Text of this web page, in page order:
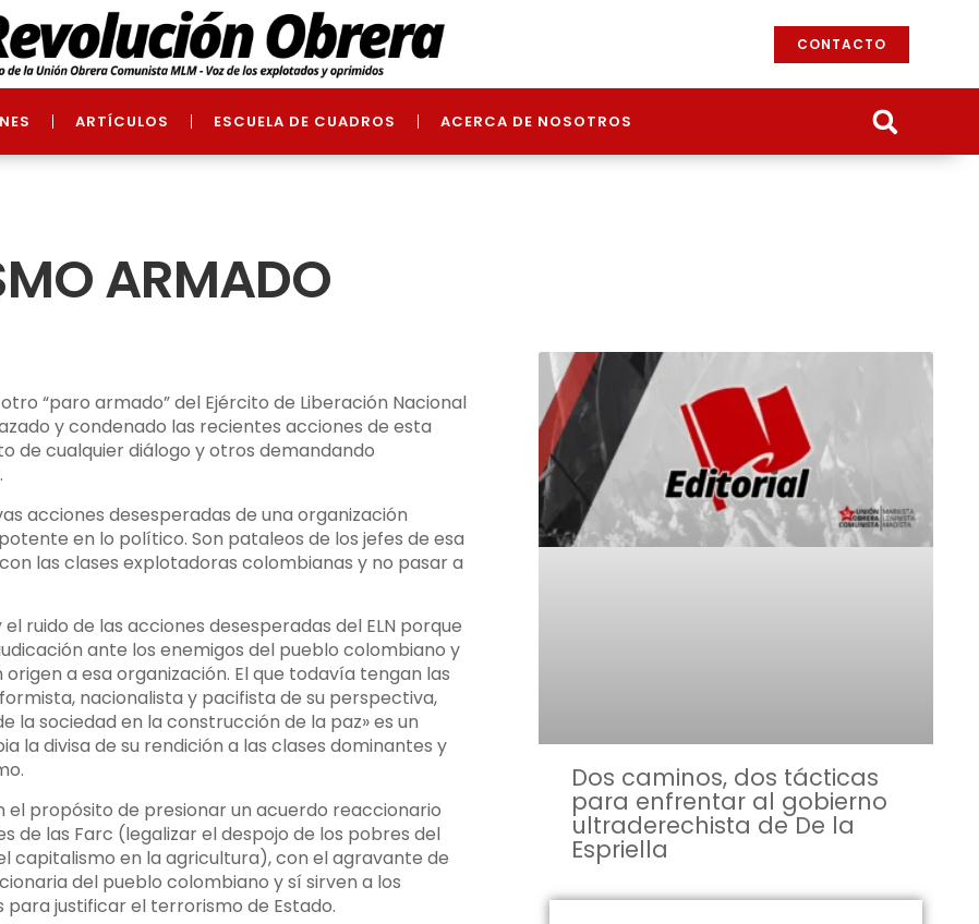
CONTACTO
ARTÍCULOS ESCUELA DE CUADROS ACERCA DE NOSOTROS
ARMADO
“paro armado” del Ejército de Liberación Nacional
y condenado las recientes acciones de esta
de cualquier diálogo y otros demandando
acciones desesperadas de una organización
en lo político. Son pataleos de los jefes de esa
las clases explotadoras colombianas y no pasar a
ruido de las acciones desesperadas del ELN porque
ante los enemigos del pueblo colombiano y
a esa organización. El que todavía tengan las
nacionalista y pacifista de su perspectiva,
la sociedad en la construcción de la paz» es un
la divisa de su rendición a las clases dominantes y
el propósito de presionar un acuerdo reaccionario
de las Farc (legalizar el despojo de los pobres del
capitalismo en la agricultura), con el agravante de
del pueblo colombiano y sí sirven a los
justificar el terrorismo de Estado.
Dos caminos, dos tácticas
para enfrentar al gobierno
ultraderechista de De la
Espriella